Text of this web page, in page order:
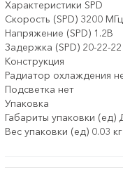
Характеристики SPD
Скорость (SPD) 3200 МГц
Напряжение (SPD) 1.2В
Задержка (SPD) 20-22-22
Конструкция
Радиатор охлаждения
Подсветка нет
Упаковка
Габариты упаковки
Вес упаковки (ед) 0.03 кг